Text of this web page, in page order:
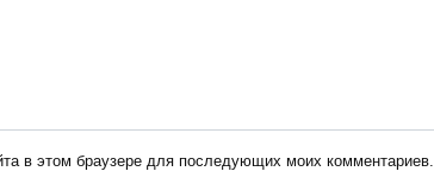
в этом браузере для последующих моих комментариев.